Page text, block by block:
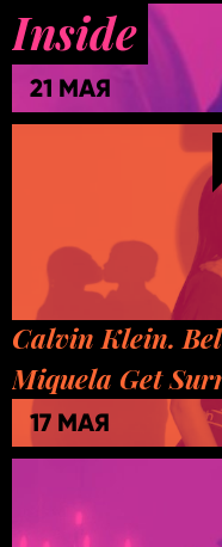
Inside
21 МАЯ
Calvin Klein.
Miquela Get
17 МАЯ